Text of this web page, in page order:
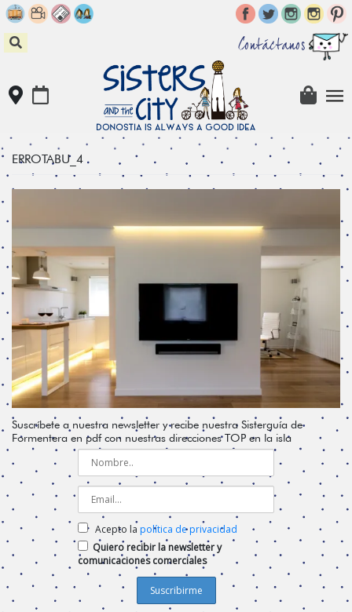
Skip
to
content
Contáctanos
ERROTABU_4
Suscríbete a nuestra newsletter y recibe nuestra Sisterguía de
Formentera en pdf con nuestras direcciones TOP en la isla
Acepto la política de privacidad
Quiero recibir la newsletter y
comunicaciones comerciales